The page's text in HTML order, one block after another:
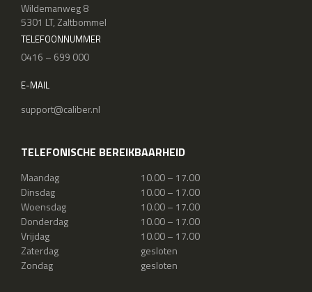
Wildemanweg 8
5301 LT, Zaltbommel
TELEFOONNUMMER
0416 – 699 000
E-MAIL
support@caliber.nl
TELEFONISCHE BEREIKBAARHEID
Maandag
10.00 – 17.00
Dinsdag
10.00 – 17.00
Woensdag
10.00 – 17.00
Donderdag
10.00 – 17.00
Vrijdag
10.00 – 17.00
Zaterdag
gesloten
Zondag
gesloten